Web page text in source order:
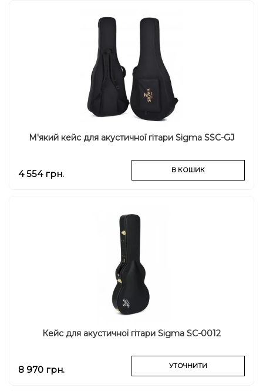
М'який кейс для акустичної гітари Sigma SSC-GJ
4 554 грн. В КОШИК
Кейс для акустичної гітари Sigma SC-0012
8 970 грн. УТОЧНИТИ